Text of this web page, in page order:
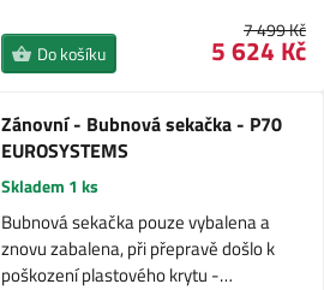
7 499 Kč
5 624 Kč
Do košíku
Zánovní - Bubnová sekačka - P70
EUROSYSTEMS
Skladem 1 ks
Bubnová sekačka pouze vybalena a
znovu zabalena, při přepravě došlo k
poškození plastového krytu -…